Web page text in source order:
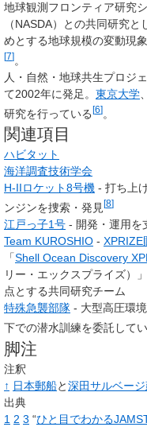
地球観測フロンティア研究
（NASDA）との共同研究と
めとする地球規模の変動現
[7] 。
人・自然・地球共生プロジ
て2002年に発足。 東京大学
研究を行っている[6]。
関連項目
ハビタット
海洋調査技術学会
H-IIロケット8号機 - 打ち上
ンジンを捜索・発見[8]
江戸っ子1号 - 開発・運用を
Team KUROSHIO - XPRIZE
「Shell Ocean Discovery
リー・エックスプライズ）
点とする共同研究チーム
特殊急襲部隊 - 大型高圧環
下での潜水訓練を委託して
脚注
注釈
↑ 日本郵船と深田サルベー
出典
1 2 3 “ひと目でわかる